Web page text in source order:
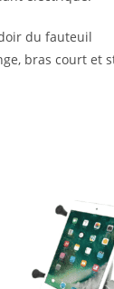
du fauteuil
bras court et